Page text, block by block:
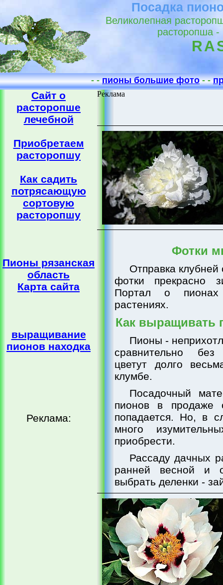
Посадка
Великолепная
расторопша -
- -пионы большие фото- -
Сайт о
расторопше
лечебной
Приобретаем
расторопшу
Как садить
потрясающую
сортовую
расторопшу
Пионы рязанская
область
Карта сайта
выращивание
пионов находка
Реклама:
Реклама
Фотки
Отправка
фотки прекрасно
Портал о
растениях.
Как выращивать
Пионы -
сравнительно
цветут долго
клумбе.
Посадочный
пионов в продаже
попадается. Но, в
много
приобрести.
Рассаду дачных
ранней весной и
выбрать деленки -